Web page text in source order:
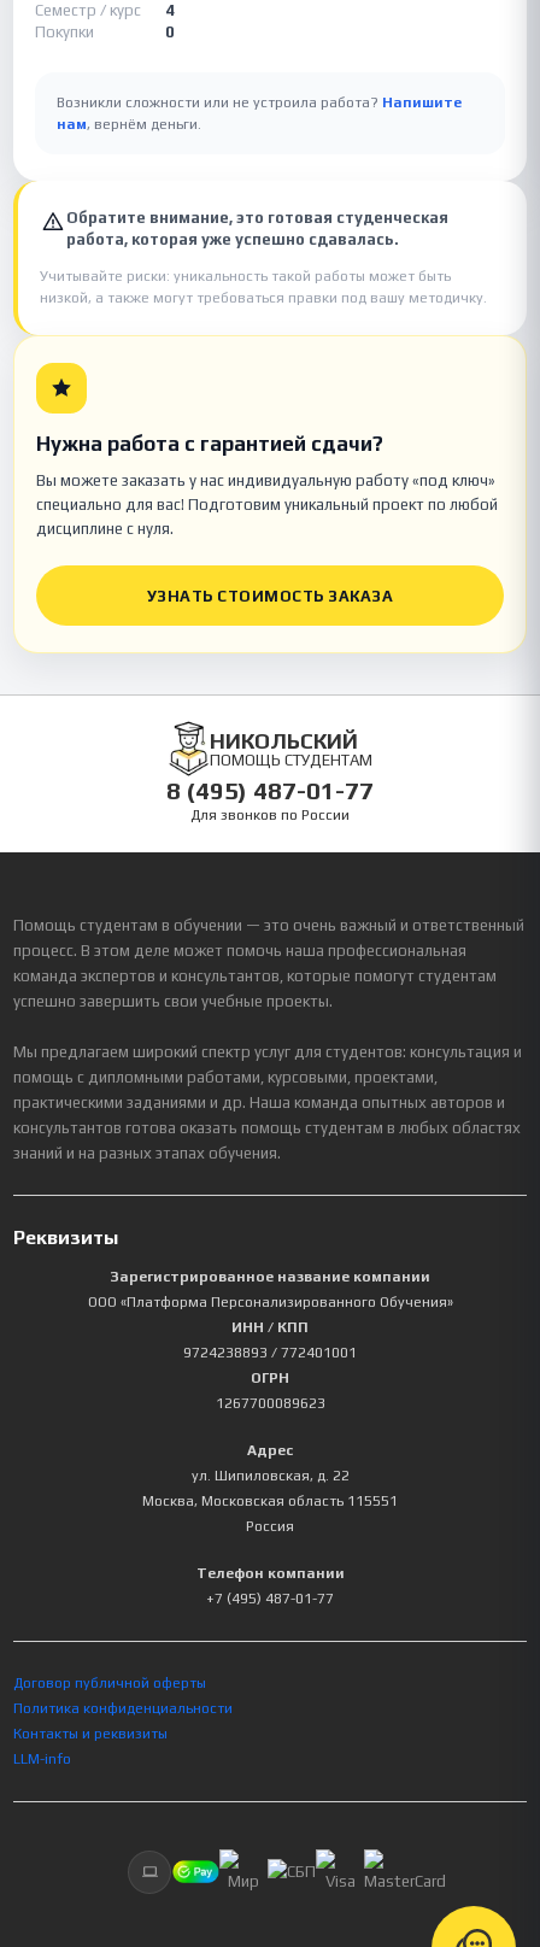
Семестр / курс
4
Покупки
0
Возникли сложности или не устроила работа? Напишите
нам, вернём деньги.
Обратите внимание, это готовая студенческая
работа, которая уже успешно сдавалась.
Учитывайте риски: уникальность такой работы может быть
низкой, а также могут требоваться правки под вашу методичку.
Нужна работа с гарантией сдачи?
Вы можете заказать у нас индивидуальную работу «под ключ»
специально для вас! Подготовим уникальный проект по любой
дисциплине с нуля.
УЗНАТЬ СТОИМОСТЬ ЗАКАЗА
НИКОЛЬСКИЙ
ПОМОЩЬ СТУДЕНТАМ
8 (495) 487-01-77
Для звонков по России
Помощь студентам в обучении — это очень важный и ответственный
процесс. В этом деле может помочь наша профессиональная
команда экспертов и консультантов, которые помогут студентам
успешно завершить свои учебные проекты.
Мы предлагаем широкий спектр услуг для студентов: консультация и
помощь с дипломными работами, курсовыми, проектами,
практическими заданиями и др. Наша команда опытных авторов и
консультантов готова оказать помощь студентам в любых областях
знаний и на разных этапах обучения.
Реквизиты
Зарегистрированное название компании
ООО «Платформа Персонализированного Обучения»
ИНН / КПП
9724238893 / 772401001
ОГРН
1267700089623
Адрес
ул. Шипиловская, д. 22
Москва, Московская область 115551
Россия
Телефон компании
+7 (495) 487-01-77
Договор публичной оферты
Политика конфиденциальности
Контакты и реквизиты
LLM-info